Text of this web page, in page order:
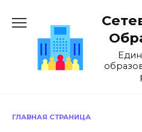
содержанию
ГЛАВНАЯ СТРАНИЦА